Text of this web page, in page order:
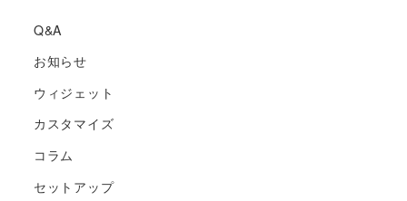
Q&A
お知らせ
ウィジェット
カスタマイズ
コラム
セットアップ